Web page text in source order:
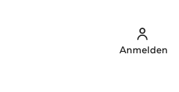
Anmelden